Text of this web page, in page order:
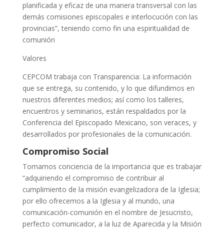
planificada y eficaz de una manera transversal con las
demás comisiones episcopales e interlocución con las
provincias”, teniendo como fin una espiritualidad de
comunión
Valores
CEPCOM trabaja con Transparencia: La información
que se entrega, su contenido, y lo que difundimos en
nuestros diferentes medios; así como los talleres,
encuentros y seminarios, están respaldados por la
Conferencia del Episcopado Mexicano, son veraces, y
desarrollados por profesionales de la comunicación.
Compromiso Social
Tomamos conciencia de la importancia que es trabajar
“adquiriendo el compromiso de contribuir al
cumplimiento de la misión evangelizadora de la Iglesia;
por ello ofrecemos a la Iglesia y al mundo, una
comunicación-comunión en el nombre de Jesucristo,
perfecto comunicador, a la luz de Aparecida y la Misión